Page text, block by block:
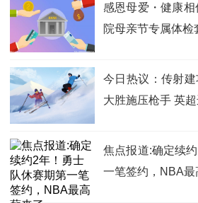
感恩母爱・健康
院母亲节专属体检
今日热议：传射
大胜施压枪手 英
焦点报道:确定续
一笔签约，NBA最